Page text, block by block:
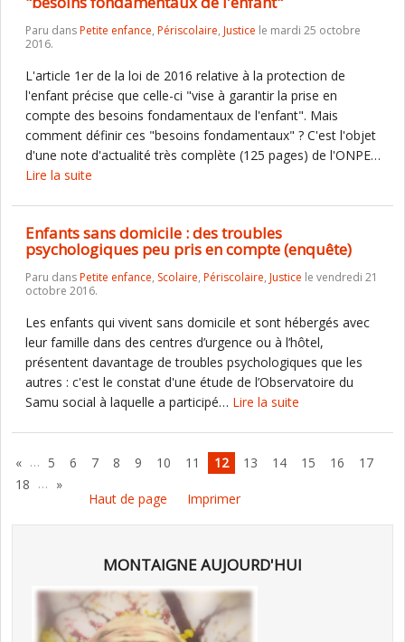
Paru dansPetite enfance, Périscolaire, Justice le mardi 25 octobre
2016.
L'article 1er de la loi de 2016 relative à la protection de
l'enfant précise que celle-ci "vise à garantir la prise en
compte des besoins fondamentaux de l'enfant". Mais
comment définir ces "besoins fondamentaux" ? C'est l'objet
d'une note d'actualité très complète (125 pages) de l'ONPE…
Lire la suite
Enfants sans domicile : des troubles
psychologiques peu pris en compte (enquête)
Paru dansPetite enfance, Scolaire, Périscolaire, Justice le vendredi 21
octobre 2016.
Les enfants qui vivent sans domicile et sont hébergés avec
leur famille dans des centres d’urgence ou à l’hôtel,
présentent davantage de troubles psychologiques que les
autres : c'est le constat d'une étude de l’Observatoire du
Samu social à laquelle a participé… Lire la suite
« … 5 6 7 8 9 10 11 12 13 14 15 16
17
18 … »
Haut de page
Imprimer
MONTAIGNE AUJOURD'HUI